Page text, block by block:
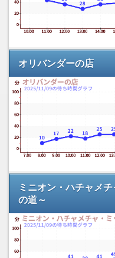
オリバンダーの店
ミニオン・ハチャメ
の道～